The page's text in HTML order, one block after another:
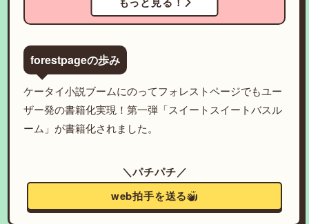
forestpageの歩み
ケータイ小説ブームにのってフォレストページでもユー
ザー発の書籍化実現！第一弾「スイートスイートバスル
ーム」が書籍化されました。
＼パチパチ／
web拍手を送る